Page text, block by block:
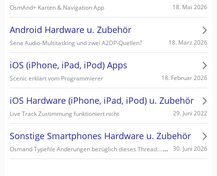
OsmAnd+ Karten & Navigation App 18. Mai 2026
Android Hardware u. Zubehör
Sena Audio-Multitasking und zwei A2DP-Quellen? 18. März 2026
iOS (iPhone, iPad, iPod) Apps
Scenic erklärt vom Programmierer 18. Februar 2026
iOS Hardware (iPhone, iPad, iPod) u. Zubehör
Live Track Zustimmung funktioniert nicht 29. Juni 2022
Sonstige Smartphones Hardware u. Zubehör
Osmand Typefile Änderungen bezüglich dieses Thread....., mögliche Fehlerquelle warum es nicht gehen kann... 30. Juni 2026